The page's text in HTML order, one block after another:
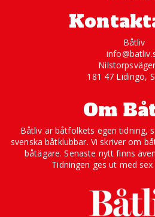
Båtliv
181 47 Lidingö,
Om
Båtliv är båtfolkets egen tidning,
svenska båtklubbar. Vi skriver om
båtägare. Senaste nytt finns
Tidningen ges ut med